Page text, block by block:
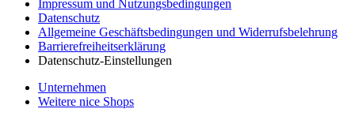
Impressum und Nutzungsbedingungen
Datenschutz
Allgemeine Geschäftsbedingungen und Widerrufsbelehrung
Barrierefreiheitserklärung
Datenschutz-Einstellungen
Unternehmen
Weitere nice Shops